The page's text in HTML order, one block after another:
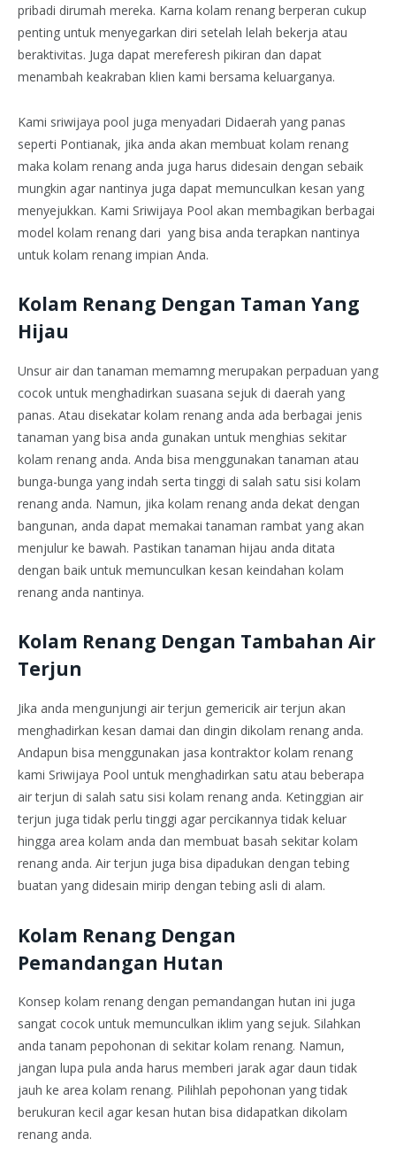
pribadi dirumah mereka. Karna kolam renang berperan cukup
penting untuk menyegarkan diri setelah lelah bekerja atau
beraktivitas. Juga dapat mereferesh pikiran dan dapat
menambah keakraban klien kami bersama keluarganya.
Kami sriwijaya pool juga menyadari Didaerah yang panas
seperti Pontianak, jika anda akan membuat kolam renang
maka kolam renang anda juga harus didesain dengan sebaik
mungkin agar nantinya juga dapat memunculkan kesan yang
menyejukkan. Kami Sriwijaya Pool akan membagikan berbagai
model kolam renang dari yang bisa anda terapkan nantinya
untuk kolam renang impian Anda.
Kolam Renang Dengan Taman Yang
Hijau
Unsur air dan tanaman memamng merupakan perpaduan yang
cocok untuk menghadirkan suasana sejuk di daerah yang
panas. Atau disekatar kolam renang anda ada berbagai jenis
tanaman yang bisa anda gunakan untuk menghias sekitar
kolam renang anda. Anda bisa menggunakan tanaman atau
bunga-bunga yang indah serta tinggi di salah satu sisi kolam
renang anda. Namun, jika kolam renang anda dekat dengan
bangunan, anda dapat memakai tanaman rambat yang akan
menjulur ke bawah. Pastikan tanaman hijau anda ditata
dengan baik untuk memunculkan kesan keindahan kolam
renang anda nantinya.
Kolam Renang Dengan Tambahan Air
Terjun
Jika anda mengunjungi air terjun gemericik air terjun akan
menghadirkan kesan damai dan dingin dikolam renang anda.
Andapun bisa menggunakan jasa kontraktor kolam renang
kami Sriwijaya Pool untuk menghadirkan satu atau beberapa
air terjun di salah satu sisi kolam renang anda. Ketinggian air
terjun juga tidak perlu tinggi agar percikannya tidak keluar
hingga area kolam anda dan membuat basah sekitar kolam
renang anda. Air terjun juga bisa dipadukan dengan tebing
buatan yang didesain mirip dengan tebing asli di alam.
Kolam Renang Dengan
Pemandangan Hutan
Konsep kolam renang dengan pemandangan hutan ini juga
sangat cocok untuk memunculkan iklim yang sejuk. Silahkan
anda tanam pepohonan di sekitar kolam renang. Namun,
jangan lupa pula anda harus memberi jarak agar daun tidak
jauh ke area kolam renang. Pilihlah pepohonan yang tidak
berukuran kecil agar kesan hutan bisa didapatkan dikolam
renang anda.